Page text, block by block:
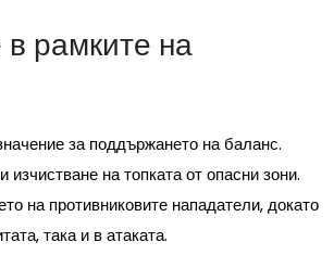
в рамките на
за поддържането на баланс.
на топката от опасни зони.
на противниковите нападатели, докато
така и в атаката.